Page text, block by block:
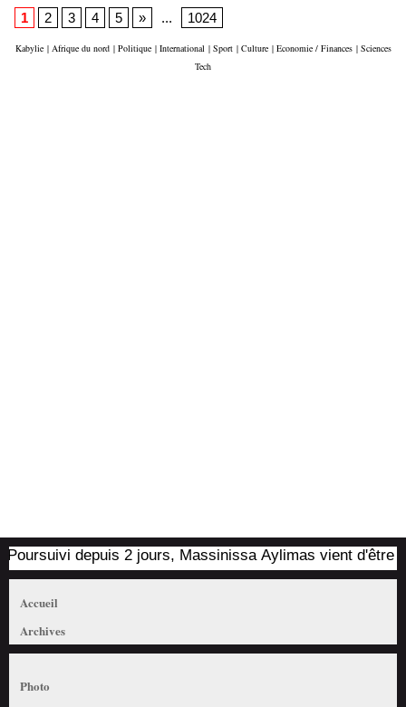
1 2 3 4 5 » ... 1024
Kabylie | Afrique du nord | Politique | International | Sport | Culture | Economie / Finances | Sciences
Tech
depuis 2 jours, Massinissa Aylimas vient d'être
Accueil
Archives
Photo